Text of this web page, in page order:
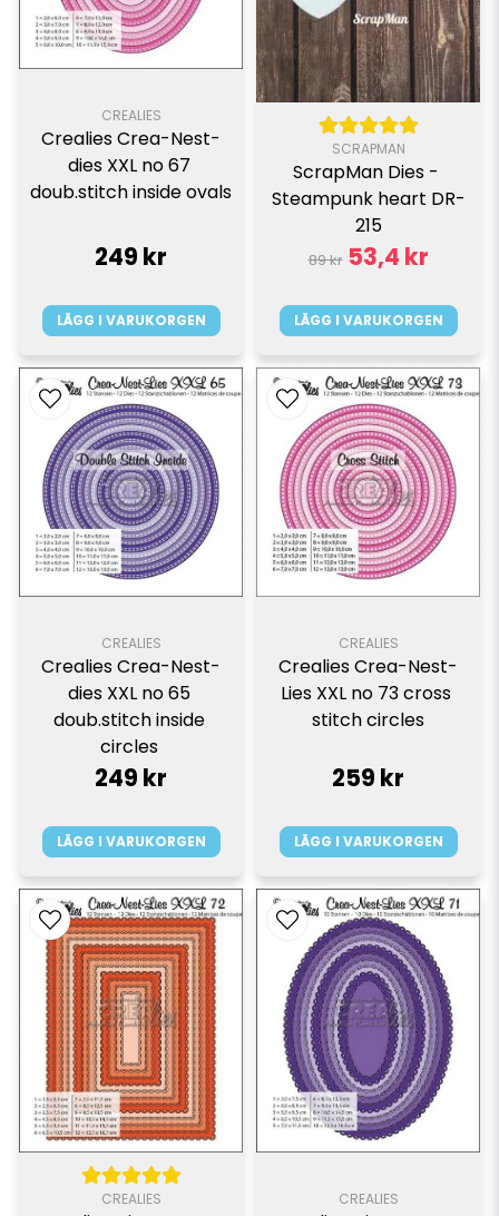
CREALIES
Crealies Crea-Nest-
dies XXL no 67
doub.stitch inside ovals
249 kr
LÄGG I VARUKORGEN
SCRAPMAN
ScrapMan Dies -
Steampunk heart DR-
215
89 kr 53,4 kr
LÄGG I VARUKORGEN
CREALIES
Crealies Crea-Nest-
dies XXL no 65
doub.stitch inside
circles
249 kr
LÄGG I VARUKORGEN
CREALIES
Crealies Crea-Nest-
Lies XXL no 73 cross
stitch circles
259 kr
LÄGG I VARUKORGEN
CREALIES CREALIES